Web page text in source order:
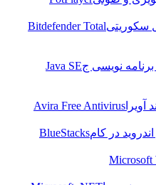
سکوریتیBitdefender Total
نویسی جJava SE
Avira Free Antivirus
در کامBlueStacks